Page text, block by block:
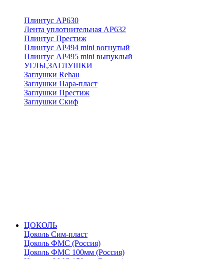
Плинтус АР630
Лента уплотнительная АР632
Плинтус Престиж
Плинтус АР494 mini вогнутый
Плинтус АР495 mini выпуклый
УГЛЫ,ЗАГЛУШКИ
Заглушки Rehau
Заглушки Пара-пласт
Заглушки Престиж
Заглушки Скиф
ЦОКОЛЬ
Цоколь Сим-пласт
Цоколь ФМС (Россия)
Цоколь ФМС 100мм (Россия)